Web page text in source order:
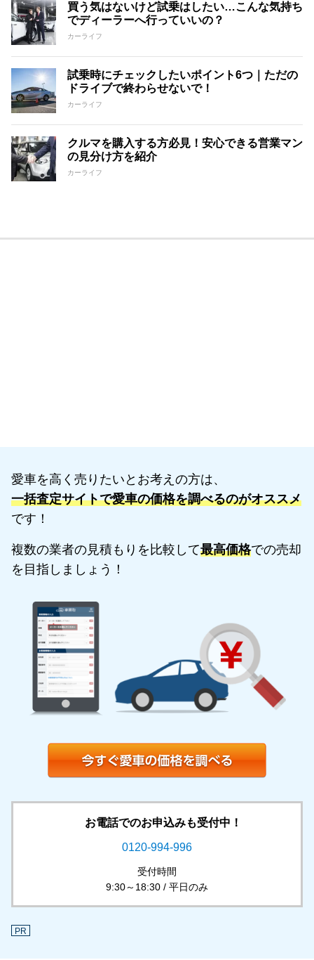
買う気はないけど試乗はしたい…こんな気持ち
でディーラーへ行っていいの？
カーライフ
試乗時にチェックしたいポイント6つ｜ただの
ドライブで終わらせないで！
カーライフ
クルマを購入する方必見！安心できる営業マン
の見分け方を紹介
カーライフ
愛車を高く売りたいとお考えの方は、
一括査定サイトで愛車の価格を調べるのがオススメ
です！
複数の業者の見積もりを比較して最高価格での売却
を目指しましょう！
お電話でのお申込みも受付中！
0120-994-996
受付時間
9:30～18:30 / 平日のみ
PR